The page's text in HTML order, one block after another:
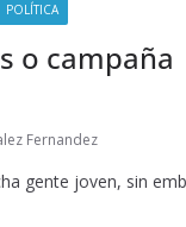
POLÍTICA
o campaña
Fernandez
gente joven, sin